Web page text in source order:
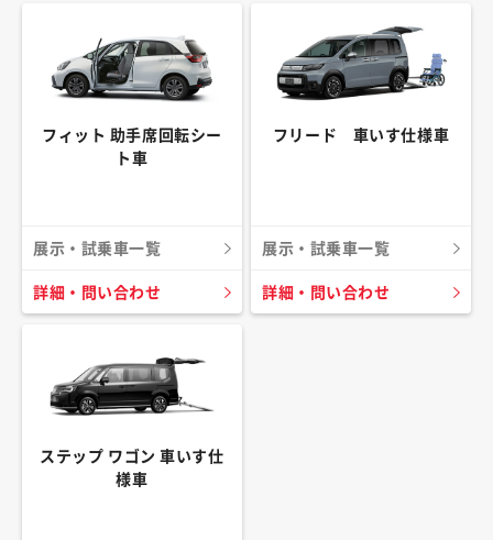
フィット 助手席回転シー
ト車
展示・試乗車一覧
詳細・問い合わせ
フリード 車いす仕様車
展示・試乗車一覧
詳細・問い合わせ
ステップ ワゴン 車いす仕
様車